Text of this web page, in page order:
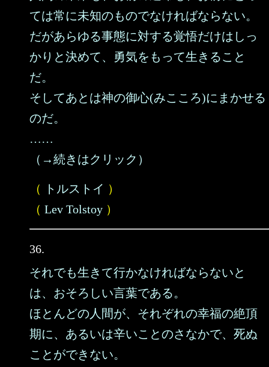
ては常に未知のものでなければならない。
だがあらゆる事態に対する覚悟だけはしっ
かりと決めて、勇気をもって生きること
だ。
そしてあとは神の御心(みこころ)にまかせる
のだ。
……
（→続きはクリック）
（ トルストイ ）
（ Lev Tolstoy ）
36.
それでも生きて行かなければならないと
は、おそろしい言葉である。
ほとんどの人間が、それぞれの幸福の絶頂
期に、あるいは辛いことのさなかで、死ぬ
ことができない。